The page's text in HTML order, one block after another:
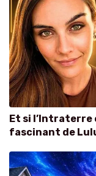
Et si l’Intraterre
fascinant de